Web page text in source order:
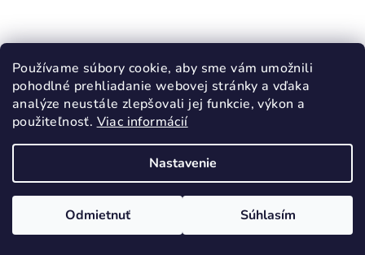
Používame súbory cookie, aby sme vám umožnili
pohodlné prehliadanie webovej stránky a vďaka
analýze neustále zlepšovali jej funkcie, výkon a
použiteľnosť. Viac informácií
Nastavenie
Odmietnuť Súhlasím
BEFADO tenisky SPORT - RING šedé
27,90 €